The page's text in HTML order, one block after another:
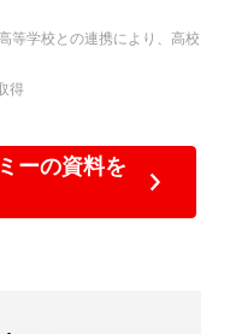
等学校との連携により、高校
得
ーの資料を